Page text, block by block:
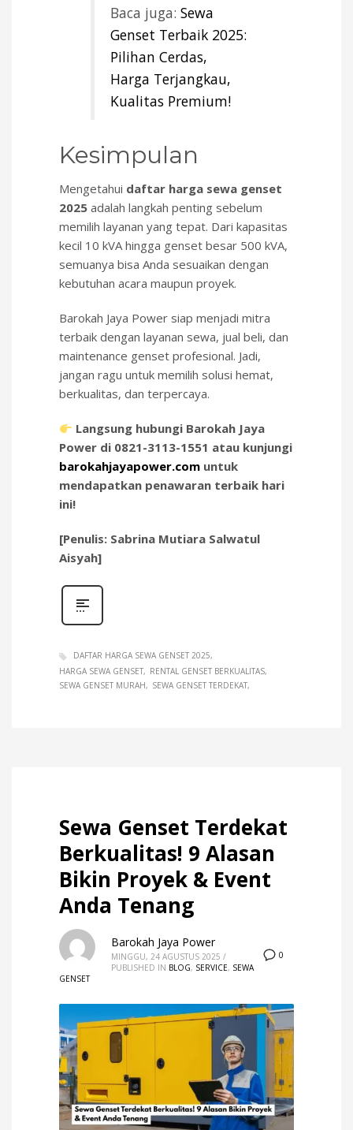
Baca juga: Sewa
Genset Terbaik 2025:
Pilihan Cerdas,
Harga Terjangkau,
Kualitas Premium!
Kesimpulan
Mengetahui daftar harga sewa genset
2025 adalah langkah penting sebelum
memilih layanan yang tepat. Dari kapasitas
kecil 10 kVA hingga genset besar 500 kVA,
semuanya bisa Anda sesuaikan dengan
kebutuhan acara maupun proyek.
Barokah Jaya Power siap menjadi mitra
terbaik dengan layanan sewa, jual beli, dan
maintenance genset profesional. Jadi,
jangan ragu untuk memilih solusi hemat,
berkualitas, dan terpercaya.
Langsung hubungi Barokah Jaya
Power di 0821-3113-1551 atau kunjungi
barokahjayapower.com untuk
mendapatkan penawaran terbaik hari
ini!
[Penulis: Sabrina Mutiara Salwatul
Aisyah]
DAFTAR HARGA SEWA GENSET 2025
HARGA SEWA GENSET
RENTAL GENSET BERKUALITAS
SEWA GENSET MURAH
SEWA GENSET TERDEKAT
Sewa Genset Terdekat
Berkualitas! 9 Alasan
Bikin Proyek & Event
Anda Tenang
0
Barokah Jaya Power
MINGGU, 24 AGUSTUS 2025 /
PUBLISHED IN BLOG, SERVICE, SEWA
GENSET